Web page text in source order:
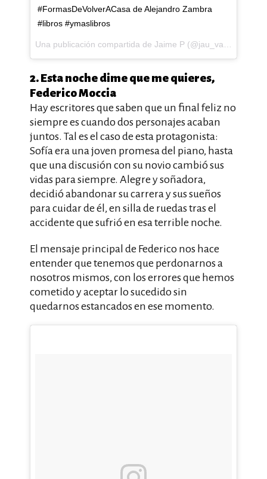
#FormasDeVolverACasa de Alejandro Zambra
#libros #ymaslibros
2. Esta noche dime que me quieres,
Federico Moccia
Hay escritores que saben que un final feliz no
siempre es cuando dos personajes acaban
juntos. Tal es el caso de esta protagonista:
Sofía era una joven promesa del piano, hasta
que una discusión con su novio cambió sus
vidas para siempre. Alegre y soñadora,
decidió abandonar su carrera y sus sueños
para cuidar de él, en silla de ruedas tras el
accidente que sufrió en esa terrible noche.
El mensaje principal de Federico nos hace
entender que tenemos que perdonarnos a
nosotros mismos, con los errores que hemos
cometido y aceptar lo sucedido sin
quedarnos estancados en ese momento.